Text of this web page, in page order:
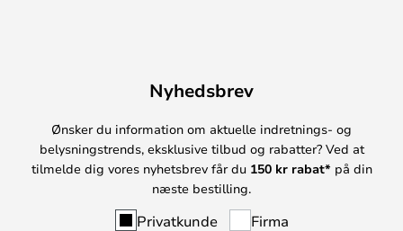
Nyhedsbrev
Ønsker du information om aktuelle indretnings- og
belysningstrends, eksklusive tilbud og rabatter? Ved at
tilmelde dig vores nyhetsbrev får du 150 kr rabat* på din
næste bestilling.
Privatkunde Firma